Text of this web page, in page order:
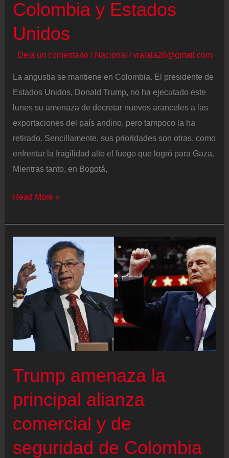
Colombia y Estados
Unidos
Deja un comentario / Nacional /walala26@gmail.com
La angustia se mantiene en Colombia. El presidente de
Estados Unidos, Donald Trump, no ha ejecutado este
lunes su amenaza de decretar nuevos aranceles a las
exportaciones del país andino, pero tampoco la ha
retirado. Sencillamente, sus prioridades son otras, como
enfrentar la fragilidad alto el fuego que logró para Gaza.
Mientras tanto, en Bogotá,
El
entre
McNamara
marca
un
respiro
la
entre
Colombia
y
Estados
Read More »
Trump amenaza la
principal alianza
comercial y de
seguridad de Colombia